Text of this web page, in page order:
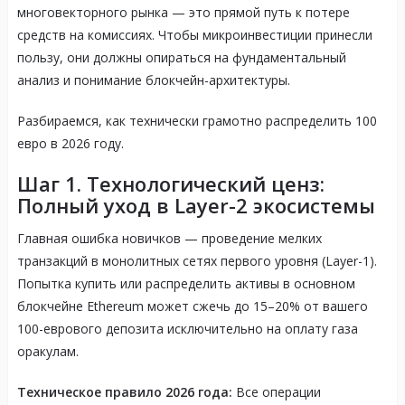
многовекторного рынка — это прямой путь к потере
средств на комиссиях. Чтобы микроинвестиции принесли
пользу, они должны опираться на фундаментальный
анализ и понимание блокчейн-архитектуры.
Разбираемся, как технически грамотно распределить 100
евро в 2026 году.
Шаг 1. Технологический ценз:
Полный уход в Layer-2 экосистемы
Главная ошибка новичков — проведение мелких
транзакций в монолитных сетях первого уровня (Layer-1).
Попытка купить или распределить активы в основном
блокчейне Ethereum может сжечь до 15–20% от вашего
100-еврового депозита исключительно на оплату газа
оракулам.
Техническое правило 2026 года: Все операции